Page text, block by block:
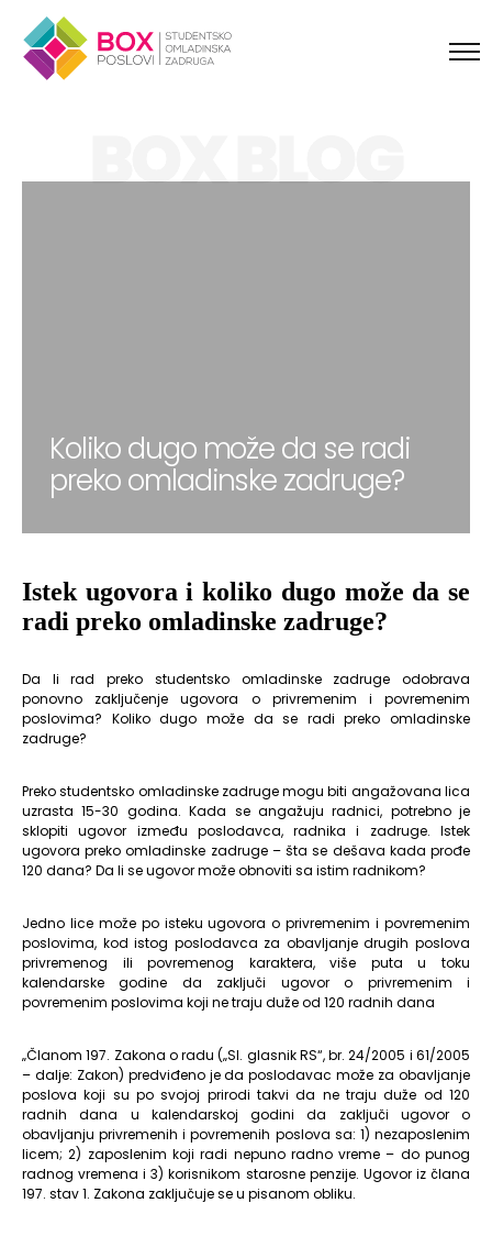
BOX BLOG
Koliko dugo može da se radi
preko omladinske zadruge?
Istek ugovora i koliko dugo može da se
radi preko omladinske zadruge?
Da li rad preko studentsko omladinske zadruge odobrava
ponovno zaključenje ugovora o privremenim i povremenim
poslovima? Koliko dugo može da se radi preko omladinske
zadruge?
Preko studentsko omladinske zadruge mogu biti angažovana lica
uzrasta 15-30 godina. Kada se angažuju radnici, potrebno je
sklopiti ugovor između poslodavca, radnika i zadruge. Istek
ugovora preko omladinske zadruge – šta se dešava kada prođe
120 dana? Da li se ugovor može obnoviti sa istim radnikom?
Jedno lice može po isteku ugovora o privremenim i povremenim
poslovima, kod istog poslodavca za obavljanje drugih poslova
privremenog ili povremenog karaktera, više puta u toku
kalendarske godine da zaključi ugovor o privremenim i
povremenim poslovima koji ne traju duže od 120 radnih dana
„Članom 197. Zakona o radu („Sl. glasnik RS“, br. 24/2005 i 61/2005
– dalje: Zakon) predviđeno je da poslodavac može za obavljanje
poslova koji su po svojoj prirodi takvi da ne traju duže od 120
radnih dana u kalendarskoj godini da zaključi ugovor o
obavljanju privremenih i povremenih poslova sa: 1) nezaposlenim
licem; 2) zaposlenim koji radi nepuno radno vreme – do punog
radnog vremena i 3) korisnikom starosne penzije. Ugovor iz člana
197. stav 1. Zakona zaključuje se u pisanom obliku.